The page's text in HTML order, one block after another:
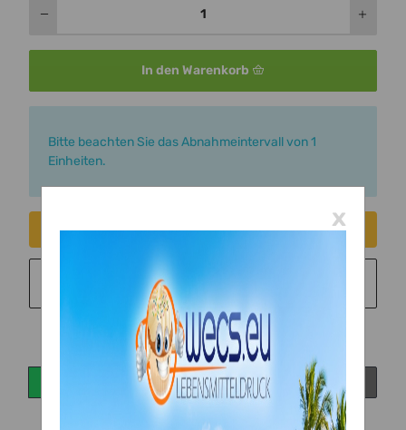
In den Warenkorb
Bitte beachten Sie das Abnahmeintervall von 1
Einheiten.
Consent erteilen
Sie möchten in monatlichen Raten zahlen?
Informationen
x